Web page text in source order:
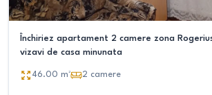
Închiriez apartament 2 camere zona
vizavi de casa minunata
46.00 m² 2 camere